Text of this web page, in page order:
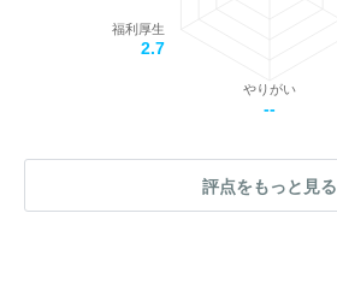
やりがい
--
福利厚生
2.7
評点をもっと見る